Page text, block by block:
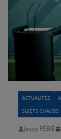
ACTUALITÉS
SUJETS CHAUDS
Jessy PÉRIÉ